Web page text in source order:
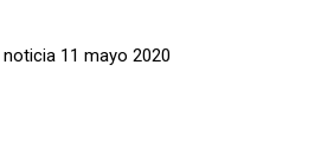
11 mayo 2020